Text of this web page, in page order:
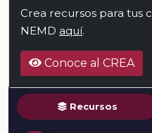
Crea recursos para tus
NEMD aquí.
Conoce al CREA
Recursos